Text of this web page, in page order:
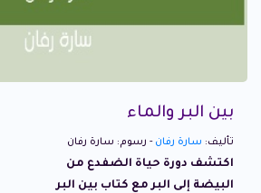
بين البر والماء
تأليف: سارة رفان - رسوم: سارة رفان
اكتشف دورة حياة الضفدع من
البيضة إلى البر مع كتاب بين البر